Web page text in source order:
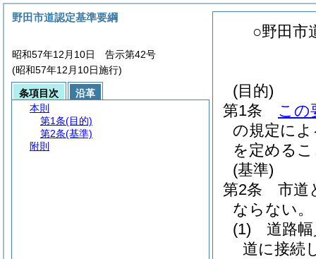
○野田市
(目的)
第1条
この
の規定に
を定める
(基準)
第2条
市道
ならない。
(1)
道路
道に接続
野田市道認定基準要綱
昭和57年12月10日 告示第42号
(昭和57年12月10日施行)
条項目次
沿革
本則
第1条(目的)
第2条(基準)
附則